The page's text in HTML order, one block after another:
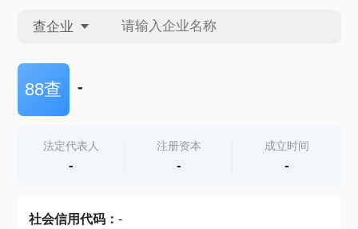
查企业
查企业
查产地
88查 -
法定代表人
-
注册资本
-
成立时间
-
社会信用代码： -